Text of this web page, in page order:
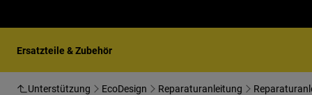
Ersatzteile & Zubehör
Unterstützung EcoDesign Reparaturanleitung